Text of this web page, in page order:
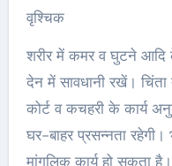
वृश्चिक
शरीर में कमर व घुटने आदि
देन में सावधानी रखें।
कोर्ट व कचहरी के कार्य
घर-बाहर प्रसन्नता रहेगी।
मांगलिक कार्य हो सकता है।